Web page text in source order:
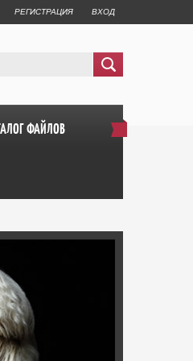
РЕГИСТРАЦИЯ ВХОД
ФАЙЛОВ